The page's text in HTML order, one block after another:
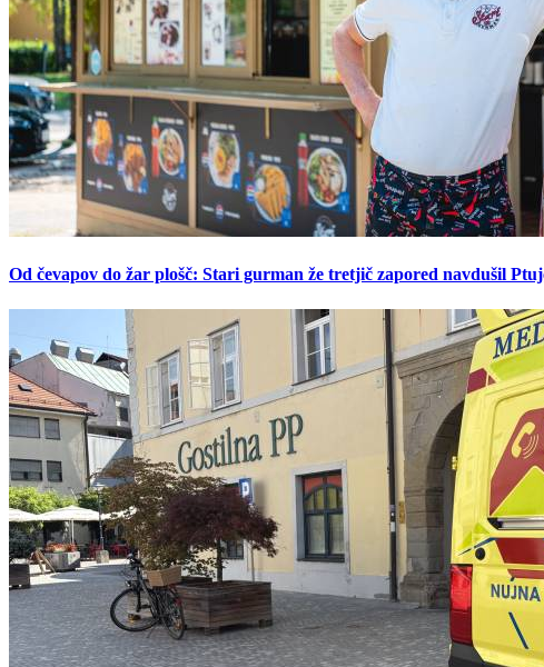
Od čevapov do žar plošč: Stari gurman že tretjič zapored navdušil